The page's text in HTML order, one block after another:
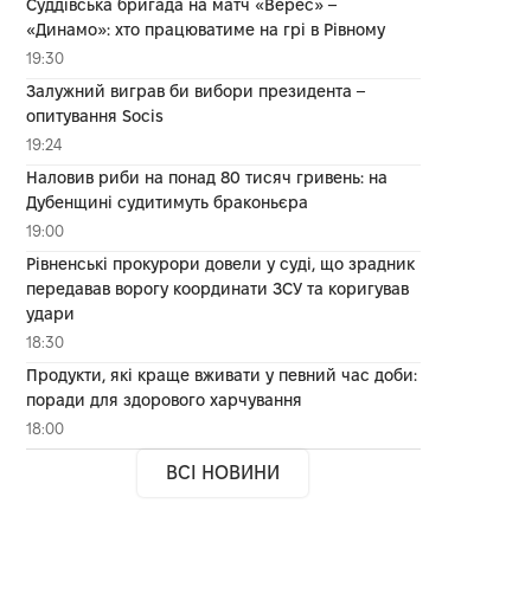
Суддівська бригада на матч «Верес» –
«Динамо»: хто працюватиме на грі в Рівному
19:30
Залужний виграв би вибори президента –
опитування Socis
19:24
Наловив риби на понад 80 тисяч гривень: на
Дубенщині судитимуть браконьєра
19:00
Рівненські прокурори довели у суді, що зрадник
передавав ворогу координати ЗСУ та коригував
удари
18:30
Продукти, які краще вживати у певний час доби:
поради для здорового харчування
18:00
ВСІ НОВИНИ